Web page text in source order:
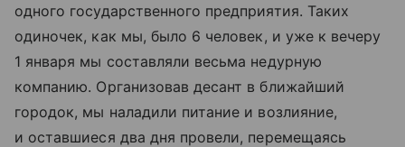
одного государственного предприятия. Таких
одиночек, как мы, было 6 человек, и уже к вечеру
1 января мы составляли весьма недурную
компанию. Организовав десант в ближайший
городок, мы наладили питание и возлияние,
и оставшиеся два дня провели, перемещаясь